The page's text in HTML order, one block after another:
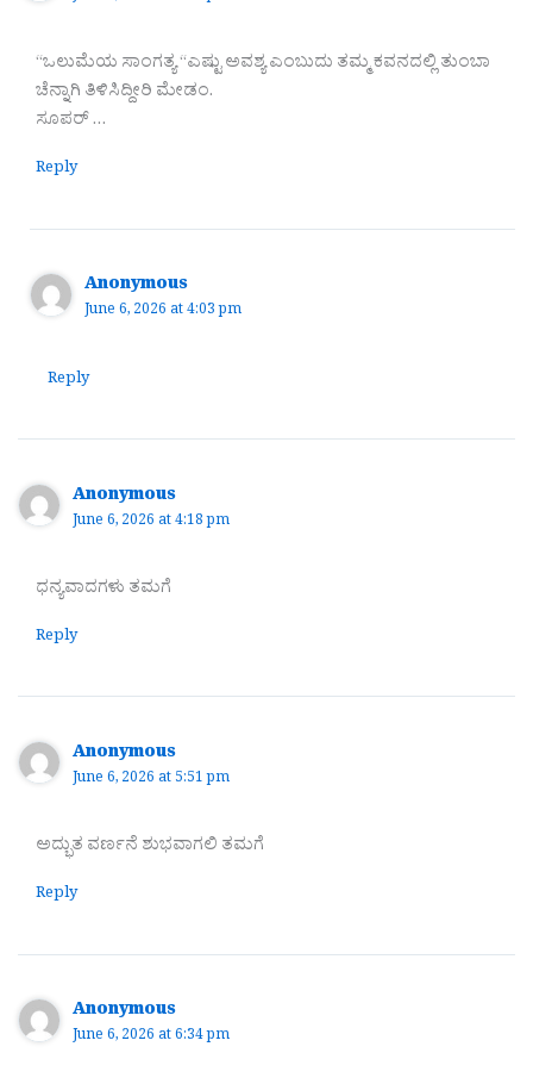
“ಒಲುಮೆಯ ಸಾಂಗತ್ಯ “ಎಷ್ಟು ಅವಶ್ಯ ಎಂಬುದು ತಮ್ಮ ಕವನದಲ್ಲಿ ತುಂಬಾ
ಚೆನ್ನಾಗಿ ತಿಳಿಸಿದ್ದೀರಿ ಮೇಡಂ.
ಸೂಪರ್ …
Reply
Anonymous
June 6, 2026 at 4:03 pm
Reply
Anonymous
June 6, 2026 at 4:18 pm
ಧನ್ಯವಾದಗಳು ತಮಗೆ
Reply
Anonymous
June 6, 2026 at 5:51 pm
ಅದ್ಭುತ ವರ್ಣನೆ ಶುಭವಾಗಲಿ ತಮಗೆ
Reply
Anonymous
June 6, 2026 at 6:34 pm